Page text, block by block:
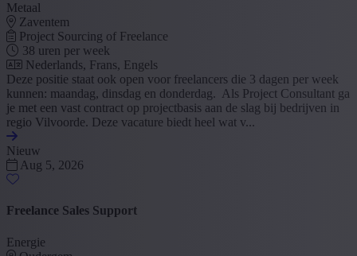
Metaal
Zaventem
Project Sourcing of Freelance
38 uren per week
Nederlands, Frans, Engels
Deze positie staat ook open voor freelancers die 3 dagen per week
kunnen: maandag, dinsdag en donderdag. Als Project Consultant ga
je met een vast contract op projectbasis aan de slag bij bedrijven in
regio Vilvoorde. Deze vacature biedt heel wat v...
Nieuw
Aug 5, 2026
Freelance Sales Support
Energie